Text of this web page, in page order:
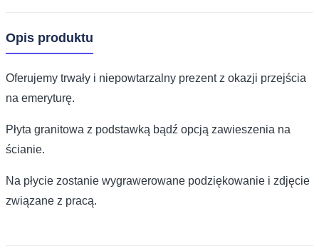
Opis produktu
Oferujemy trwały i niepowtarzalny prezent z okazji przejścia
na emeryturę.
Płyta granitowa z podstawką bądź opcją zawieszenia na
ścianie.
Na płycie zostanie wygrawerowane podziękowanie i zdjęcie
związane z pracą.